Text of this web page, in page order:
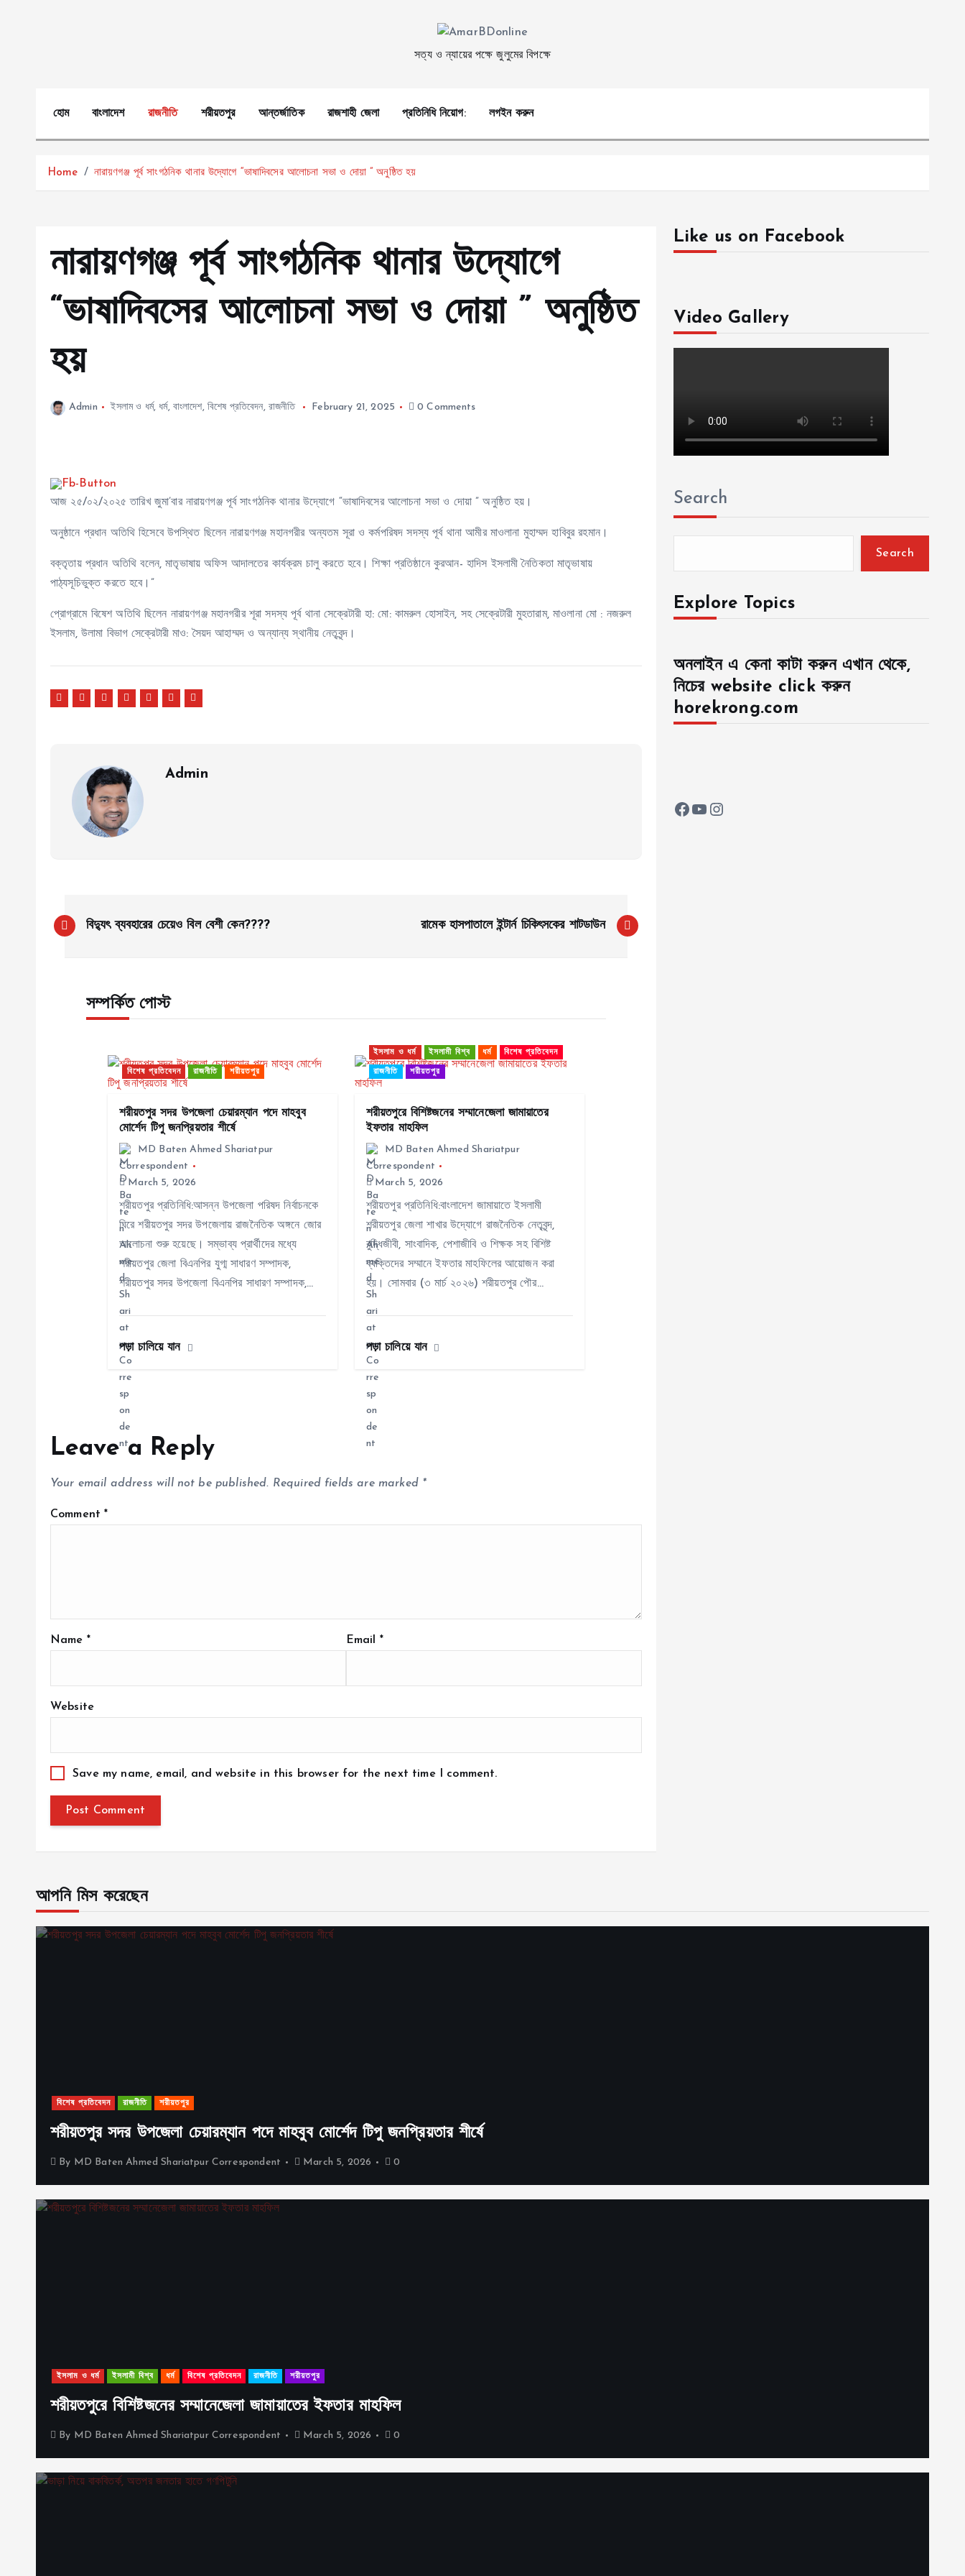
সত্য ও ন্যায়ের পক্ষে জুলুমের বিপক্ষে
হোম বাংলাদেশ রাজনীতি শরীয়তপুর আন্তর্জাতিক রাজশাহী জেলা প্রতিনিধি নিয়োগ: লগইন করুন
Home নারায়ণগঞ্জ পূর্ব সাংগঠনিক থানার উদ্যোগে “ভাষাদিবসের আলোচনা সভা ও দোয়া ” অনুষ্ঠিত হয়
নারায়ণগঞ্জ পূর্ব সাংগঠনিক থানার উদ্যোগে
“ভাষাদিবসের আলোচনা সভা ও দোয়া ” অনুষ্ঠিত
হয়
Admin ইসলাম ও ধর্ম, ধর্ম, বাংলাদেশ, বিশেষ প্রতিবেদন, রাজনীতি February 21, 2025 0 Comments
আজ ২৫/০২/২০২৫ তারিখ জুমা’বার নারায়ণগঞ্জ পূর্ব সাংগঠনিক থানার উদ্যোগে “ভাষাদিবসের আলোচনা সভা ও দোয়া ” অনুষ্ঠিত হয়।
অনুষ্ঠানে প্রধান অতিথি হিসেবে উপস্থিত ছিলেন নারায়ণগঞ্জ মহানগরীর অন্যতম সূরা ও কর্মপরিষদ সদস্য পূর্ব থানা আমীর মাওলানা মুহাম্মদ হাবিবুর রহমান।
বক্তৃতায় প্রধান অতিথি বলেন, মাতৃভাষায় অফিস আদালতের কার্যক্রম চালু করতে হবে। শিক্ষা প্রতিষ্ঠানে কুরআন- হাদিস ইসলামী নৈতিকতা মাতৃভাষায়
পাঠ্যসূচিভুক্ত করতে হবে।”
প্রোগ্রামে বিষেশ অতিথি ছিলেন নারায়ণগঞ্জ মহানগরীর শূরা সদস্য পূর্ব থানা সেক্রেটারী হা: মো: কামরুল হোসাইন, সহ সেক্রেটারী মুহতারাম, মাওলানা মো : নজরুল
ইসলাম, উলামা বিভাগ সেক্রেটারী মাও: সৈয়দ আহাম্মদ ও অন্যান্য স্থানীয় নেতৃবৃন্দ।
Admin
P
n
বিদ্যুৎ ব্যবহারের চেয়েও বিল বেশী কেন???? রামেক হাসপাতালে ইন্টার্ন চিকিৎসকের শাটডাউন
সম্পর্কিত পোস্ট
বিশেষ প্রতিবেদন রাজনীতি শরীয়তপুর
শরীয়তপুর সদর উপজেলা চেয়ারম্যান পদে মাহবুব
মোর্শেদ টিপু জনপ্রিয়তার শীর্ষে
MD Baten Ahmed Shariatpur
Correspondent
March 5, 2026
শরীয়তপুর প্রতিনিধি:আসন্ন উপজেলা পরিষদ নির্বাচনকে
ঘিরে শরীয়তপুর সদর উপজেলায় রাজনৈতিক অঙ্গনে জোর
আলোচনা শুরু হয়েছে। সম্ভাব্য প্রার্থীদের মধ্যে
শরীয়তপুর জেলা বিএনপির যুগ্ম সাধারণ সম্পাদক,
শরীয়তপুর সদর উপজেলা বিএনপির সাধারণ সম্পাদক,…
পড়া চালিয়ে যান
ইসলাম ও ধর্ম ইসলামী বিশ্ব ধর্ম বিশেষ প্রতিবেদন
রাজনীতি শরীয়তপুর
শরীয়তপুরে বিশিষ্টজনের সম্মানেজেলা জামায়াতের
ইফতার মাহফিল
MD Baten Ahmed Shariatpur
Correspondent
March 5, 2026
শরীয়তপুর প্রতিনিধি:বাংলাদেশ জামায়াতে ইসলামী
শরীয়তপুর জেলা শাখার উদ্যোগে রাজনৈতিক নেতৃবৃন্দ,
বুদ্ধিজীবী, সাংবাদিক, পেশাজীবি ও শিক্ষক সহ বিশিষ্ট
ব্যক্তিদের সম্মানে ইফতার মাহফিলের আয়োজন করা
হয়। সোমবার (৩ মার্চ ২০২৬) শরীয়তপুর পৌর…
পড়া চালিয়ে যান
Leave a Reply
Your email address will not be published. Required fields are marked *
Comment*
Name * Email *
Website
Save my name, email, and website in this browser for the next time I comment.
Like us on Facebook
Video Gallery
Search
Search
Explore Topics
অনলাইন এ কেনা কাটা করুন এখান থেকে,
নিচের website click করুন
horekrong.com
Facebook YouTube Instagram
আপনি মিস করেছেন
বিশেষ প্রতিবেদন রাজনীতি শরীয়তপুর
শরীয়তপুর সদর উপজেলা চেয়ারম্যান পদে মাহবুব মোর্শেদ টিপু জনপ্রিয়তার শীর্ষে
By MD Baten Ahmed Shariatpur Correspondent March 5, 2026 0
ইসলাম ও ধর্ম ইসলামী বিশ্ব ধর্ম বিশেষ প্রতিবেদন রাজনীতি শরীয়তপুর
শরীয়তপুরে বিশিষ্টজনের সম্মানেজেলা জামায়াতের ইফতার মাহফিল
By MD Baten Ahmed Shariatpur Correspondent March 5, 2026 0